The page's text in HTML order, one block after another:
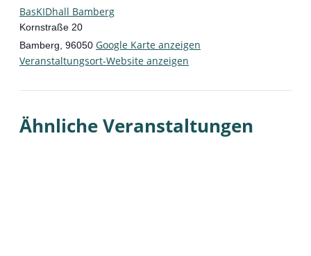
BasKIDhall Bamberg
Kornstraße 20
Bamberg 96050 Google Karte anzeigen
Veranstaltungsort-Website anzeigen
Ähnliche Veranstaltungen